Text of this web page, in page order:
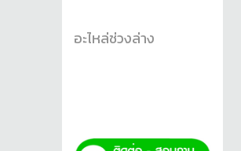
อะไหล่ช่วงล่าง